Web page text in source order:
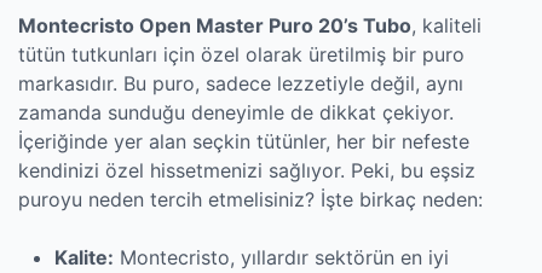
Montecristo Open Master Puro 20’s Tubo, kaliteli
tütün tutkunları için özel olarak üretilmiş bir puro
markasıdır. Bu puro, sadece lezzetiyle değil, aynı
zamanda sunduğu deneyimle de dikkat çekiyor.
İçeriğinde yer alan seçkin tütünler, her bir nefeste
kendinizi özel hissetmenizi sağlıyor. Peki, bu eşsiz
puroyu neden tercih etmelisiniz? İşte birkaç neden:
Kalite: Montecristo, yıllardır sektörün en iyi